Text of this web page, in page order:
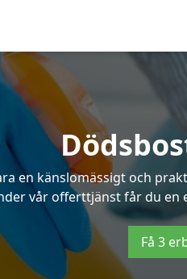
en känslomässigt och
vår offerttjänst får du en
Få 3